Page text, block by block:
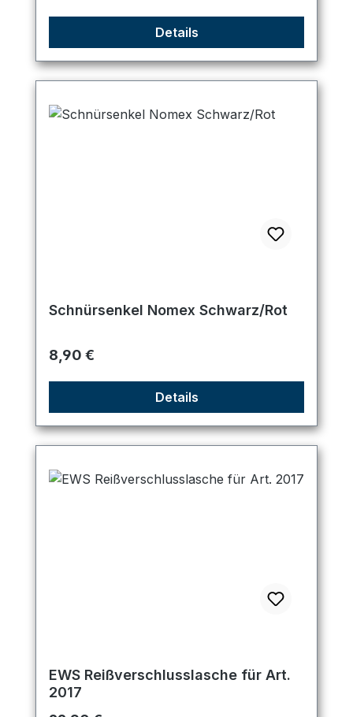
Details
Schnürsenkel Nomex Schwarz/Rot
Regulärer Preis:
8,90 €
Details
EWS Reißverschlusslasche für Art.
2017